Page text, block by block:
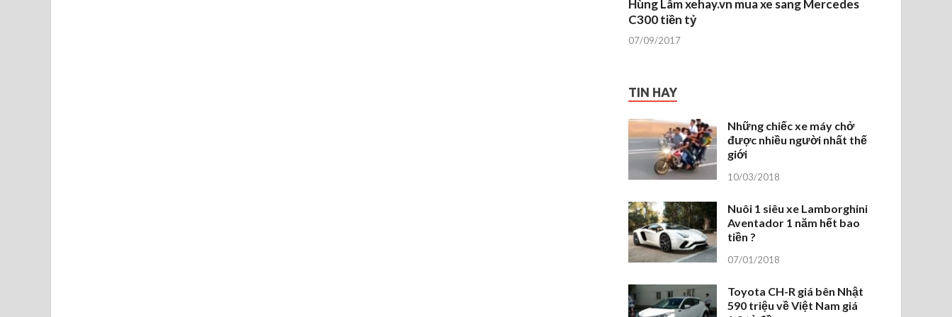
Hùng Lâm xehay.vn mua xe sang Mercedes
C300 tiền tỷ
07/09/2017
TIN HAY
Những chiếc xe máy chở
được nhiều người nhất thế
giới
10/03/2018
Nuôi 1 siêu xe Lamborghini
Aventador 1 năm hết bao
tiền ?
07/01/2018
Toyota CH-R giá bên Nhật
590 triệu về Việt Nam giá